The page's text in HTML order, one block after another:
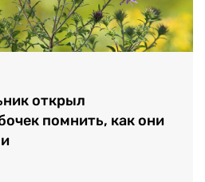
открыл
помнить, как они